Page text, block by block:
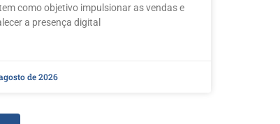
como objetivo impulsionar as vendas e
a presença digital
de 2026